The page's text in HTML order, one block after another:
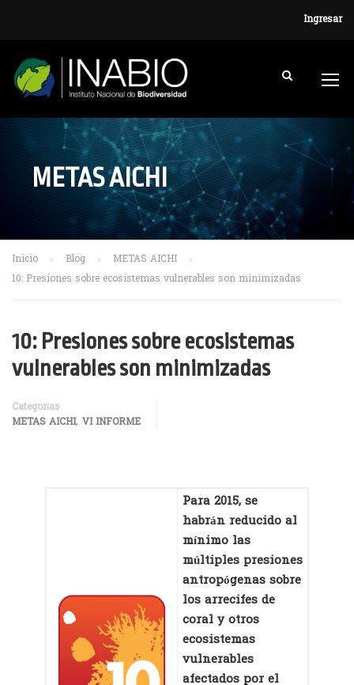
Ingresar
METAS AICHI
Inicio Blog
METAS AICHI
10: Presiones sobre ecosistemas vulnerables son minimizadas
10: Presiones sobre ecosistemas
vulnerables son minimizadas
Categorías
METAS AICHI, VI INFORME
Para 2015, se
habrán reducido al
mínimo las
múltiples presiones
antropógenas sobre
los arrecifes de
coral y otros
ecosistemas
vulnerables
afectados por el